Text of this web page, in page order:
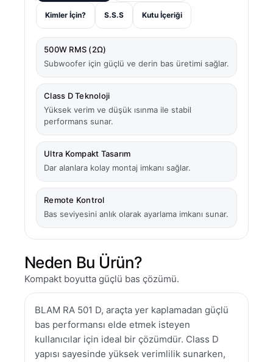
Kimler İçin? S.S.S Kutu İçeriği
500W RMS (2Ω)
Subwoofer için güçlü ve derin bas üretimi sağlar.
Class D Teknoloji
Yüksek verim ve düşük ısınma ile stabil
performans sunar.
Ultra Kompakt Tasarım
Dar alanlara kolay montaj imkanı sağlar.
Remote Kontrol
Bas seviyesini anlık olarak ayarlama imkanı sunar.
Neden Bu Ürün?
Kompakt boyutta güçlü bas çözümü.
BLAM RA 501 D, araçta yer kaplamadan güçlü
bas performansı elde etmek isteyen
kullanıcılar için ideal bir çözümdür. Class D
yapısı sayesinde yüksek verimlilik sunarken,